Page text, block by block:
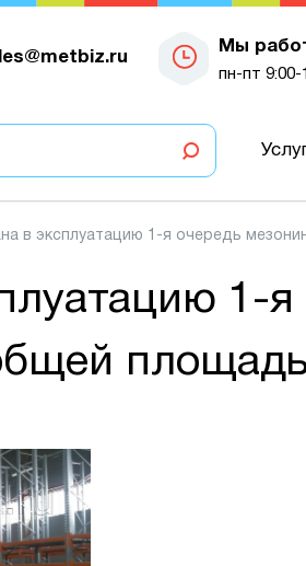
Мы
пн-пт 9:00-
в эксплуатацию 1-я очередь
1-я